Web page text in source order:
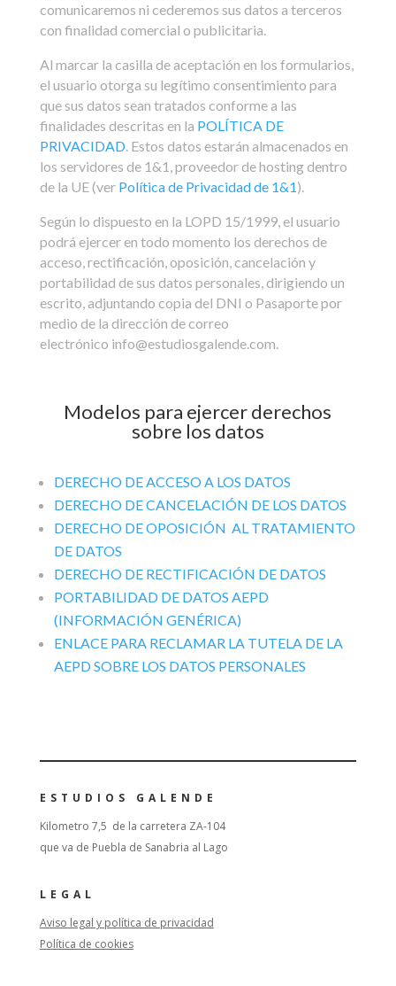
comunicaremos ni cederemos sus datos a terceros
con finalidad comercial o publicitaria.
Al marcar la casilla de aceptación en los formularios,
el usuario otorga su legítimo consentimiento para
que sus datos sean tratados conforme a las
finalidades descritas en la POLÍTICA DE
PRIVACIDAD. Estos datos estarán almacenados en
los servidores de 1&1, proveedor de hosting dentro
de la UE (ver Política de Privacidad de 1&1).
Según lo dispuesto en la LOPD 15/1999, el usuario
podrá ejercer en todo momento los derechos de
acceso, rectificación, oposición, cancelación y
portabilidad de sus datos personales, dirigiendo un
escrito, adjuntando copia del DNI o Pasaporte por
medio de la dirección de correo
electrónico info@estudiosgalende.com.
Modelos para ejercer derechos
sobre los datos
DERECHO DE ACCESO A LOS DATOS
DERECHO DE CANCELACIÓN DE LOS DATOS
DERECHO DE OPOSICIÓN AL TRATAMIENTO
DE DATOS
DERECHO DE RECTIFICACIÓN DE DATOS
PORTABILIDAD DE DATOS AEPD
(INFORMACIÓN GENÉRICA)
ENLACE PARA RECLAMAR LA TUTELA DE LA
AEPD SOBRE LOS DATOS PERSONALES
ESTUDIOS GALENDE
Kilometro 7,5 de la carretera ZA-104
que va de Puebla de Sanabria al Lago
LEGAL
Aviso legal y política de privacidad
Política de cookies